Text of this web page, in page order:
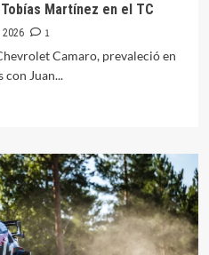
Martínez en el TC
1
Camaro, prevaleció en
con Juan...